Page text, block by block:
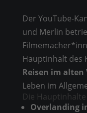
Der YouTube-
und Merlin
Hauptinhalt des
Reisen im alten
Leben im
Die
Overlanding